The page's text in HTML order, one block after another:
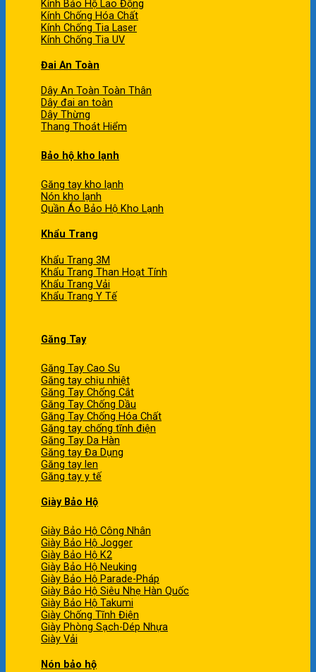
Kính Bảo Hộ Lao Động
Kính Chống Hóa Chất
Kính Chống Tia Laser
Kính Chống Tia UV
Đai An Toàn
Dây An Toàn Toàn Thân
Dây đai an toàn
Dây Thừng
Thang Thoát Hiểm
Bảo hộ kho lạnh
Găng tay kho lạnh
Nón kho lạnh
Quần Áo Bảo Hộ Kho Lạnh
Khẩu Trang
Khẩu Trang 3M
Khẩu Trang Than Hoạt Tính
Khẩu Trang Vải
Khẩu Trang Y Tế
Găng Tay
Găng Tay Cao Su
Găng tay chịu nhiệt
Găng Tay Chống Cắt
Găng Tay Chống Dầu
Găng Tay Chống Hóa Chất
Găng tay chống tĩnh điện
Găng Tay Da Hàn
Găng tay Đa Dụng
Găng tay len
Găng tay y tế
Giày Bảo Hộ
Giày Bảo Hộ Công Nhân
Giày Bảo Hộ Jogger
Giày Bảo Hộ K2
Giày Bảo Hộ Neuking
Giày Bảo Hộ Parade-Pháp
Giày Bảo Hộ Siêu Nhẹ Hàn Quốc
Giày Bảo Hộ Takumi
Giày Chống Tĩnh Điện
Giày Phòng Sạch-Dép Nhựa
Giày Vải
Nón bảo hộ